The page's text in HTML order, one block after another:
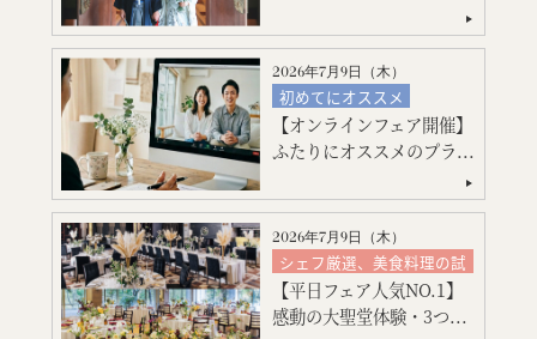
特別限定プレゼント付
会場コーディネート
見積り相談会
引出物・婚礼アイテム紹介
ご宿泊のご予約・ご相談
2026年7月9日（木）
初めてにオススメ
フォトウエディング
ご宿泊のご予約・ご相談
【オンラインフェア開催】
ふたりにオススメのプラ...
2026年7月9日（木）
シェフ厳選、美食料理の試
食
絶品スイーツ試食
【平日フェア人気NO.1】
感動の大聖堂体験・3つ...